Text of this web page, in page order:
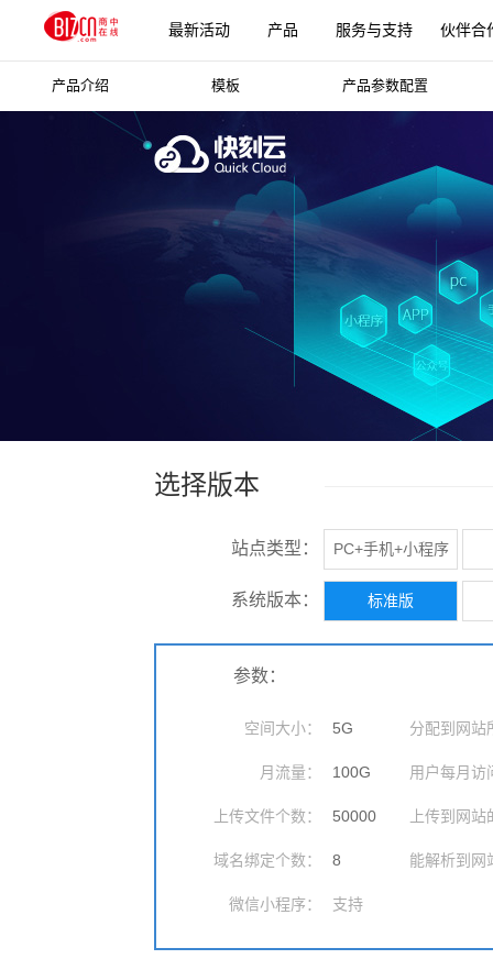
最新活动 产品 服务与支持 伙伴合
更多产品
产品介绍 模板 产品参数配置
选择版本
站点类型： PC+手机+小程序
系统版本： 标准版
参数：
空间大小： 5G 分配到网站
月流量： 100G 用户每月访
上传文件个数： 50000 上传到网
域名绑定个数： 8 能解析到网
微信小程序： 支持